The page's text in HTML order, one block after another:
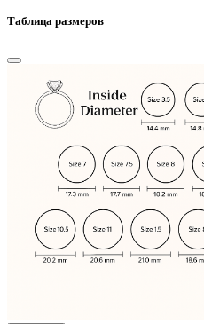
Таблица размеров